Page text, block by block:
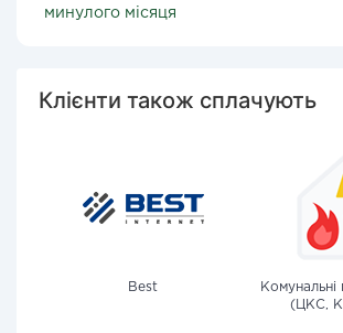
минулого місяця
Клієнти також сплачують
Best
Комунальні
(ЦКС,